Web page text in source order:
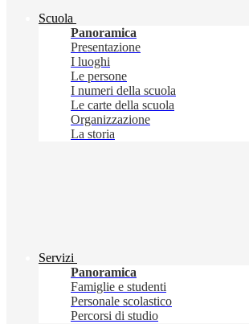
Scuola
Panoramica
Presentazione
I luoghi
Le persone
I numeri della scuola
Le carte della scuola
Organizzazione
La storia
Servizi
Panoramica
Famiglie e studenti
Personale scolastico
Percorsi di studio